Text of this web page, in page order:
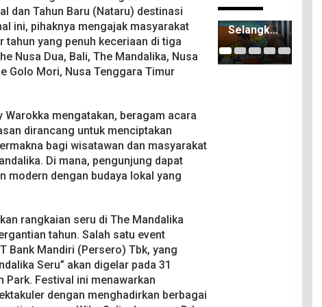
dan Tahun Baru (Nataru) destinasi
ini, pihaknya mengajak masyarakat
tahun yang penuh keceriaan di tiga
Nusa Dua, Bali, The Mandalika, Nusa
Golo Mori, Nusa Tenggara Timur
Warokka mengatakan, beragam acara
dirancang untuk menciptakan
bagi wisatawan dan masyarakat
Di mana, pengunjung dapat
modern dengan budaya lokal yang
rangkaian seru di The Mandalika
tahun. Salah satu event
Bank Mandiri (Persero) Tbk, yang
Seru” akan digelar pada 31
Park. Festival ini menawarkan
dengan menghadirkan berbagai
NTB
Selangka
h Lagi
Terapkan
Sistem
Talenta
ASN
Group dan
Polda
NTB
an